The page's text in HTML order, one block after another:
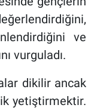
ve
vurguladı.
dikilir ancak
yetiştirmektir.